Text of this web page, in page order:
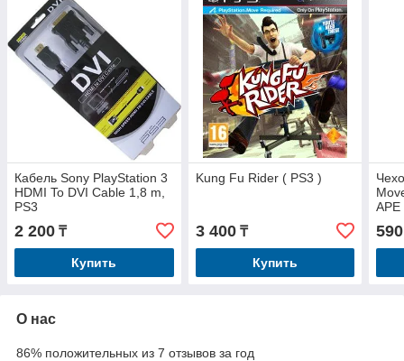
Кабель Sony PlayStation 3
HDMI To DVI Cable 1,8 m,
PS3
2 200 ₸
Купить
Kung Fu Rider ( PS3 )
3 400₸
Купить
APE
590
О нас
86% положительных из 7 отзывов за год